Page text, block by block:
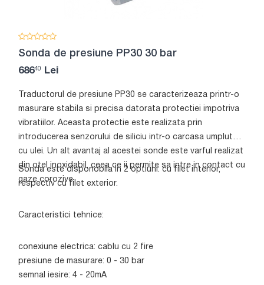
Sonda de presiune PP30 30 bar
68640 Lei
Traductorul de presiune PP30 se caracterizeaza printr-o
masurare stabila si precisa datorata protectiei impotriva
vibratiilor. Aceasta protectie este realizata prin
introducerea senzorului de siliciu intr-o carcasa umpluta
cu ulei. Un alt avantaj al acestei sonde este varful realizat
din otel inoxidabil, ceea ce ii permite sa intre in contact cu
gaze corozive.
Sonda este disponobila in 2 optiuni: cu filet interior,
respectiv cu filet exterior.
Caracteristici tehnice:
conexiune electrica: cablu cu 2 fire
presiune de masurare: 0 - 30 bar
semnal iesire: 4 - 20mA